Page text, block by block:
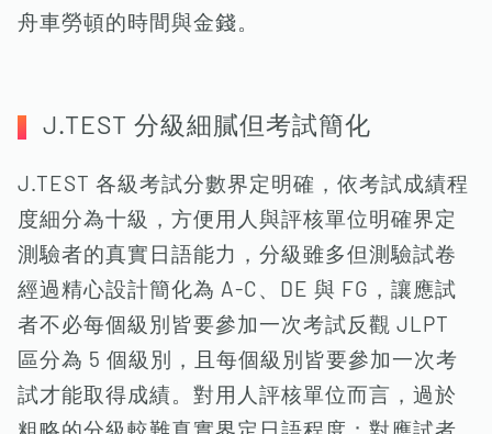
舟車勞頓的時間與金錢。
J.TEST 分級細膩但考試簡化
J.TEST 各級考試分數界定明確，依考試成績程
度細分為十級，方便用人與評核單位明確界定
測驗者的真實日語能力，分級雖多但測驗試卷
經過精心設計簡化為 A-C、DE 與 FG，讓應試
者不必每個級別皆要參加一次考試反觀 JLPT
區分為 5 個級別，且每個級別皆要參加一次考
試才能取得成績。對用人評核單位而言，過於